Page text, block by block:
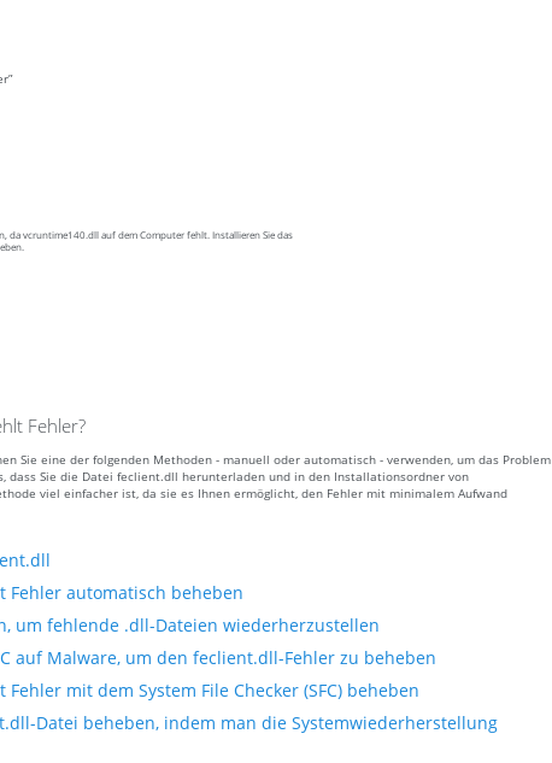
da vcruntime140.dll auf dem Computer fehlt. Installieren Sie das
Fehler?
Sie eine der folgenden Methoden - manuell oder automatisch - verwenden, um das Problem
dass Sie die Datei feclient.dll herunterladen und in den Installationsordner von
viel einfacher ist, da sie es Ihnen ermöglicht, den Fehler mit minimalem Aufwand
Fehler automatisch beheben
um fehlende .dll-Dateien wiederherzustellen
auf Malware, um den feclient.dll-Fehler zu beheben
mit dem System File Checker (SFC) beheben
Datei beheben, indem man die Systemwiederherstellung